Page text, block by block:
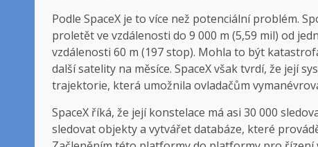
Podle SpaceX je to více než potenciální problém.
proletět ve vzdálenosti do 9 000 m (5,59 mil) od
vzdálenosti 60 m (197 stop). Mohla to být
další satelity na měsíce. SpaceX však tvrdí, že její
trajektorie, která umožnila ovladačům
SpaceX říká, že její konstelace má asi 30 000
sledovat objekty a vytvářet databáze, které